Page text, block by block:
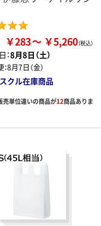
￥283 ￥5,260
：8月8日（土）
8月7日（金）
クル在庫商品
売単位違いの商品が12商品ありま